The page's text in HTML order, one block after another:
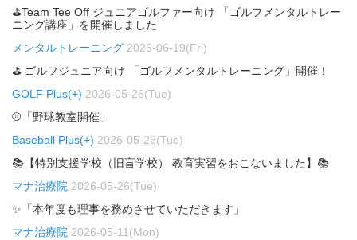
⛳Team Tee Off ジュニアゴルファー向け 「ゴルフメンタルトレー
ニング講座」を開催しました
メンタルトレーニング 2026-06-19(Fri)
⛳ ゴルフジュニア向け 「ゴルフメンタルトレーニング」開催！
GOLF Plus(+) 2026-05-26(Tue)
⚾「野球教室開催」
Baseball Plus(+) 2026-05-26(Tue)
📚【特別支援学校（旧盲学校） 教育実習をおこないました】📚
マナ治療院 2026-05-26(Tue)
✨「本年度も理事を務めさせていただきます」
マナ治療院 2026-05-11(Mon)